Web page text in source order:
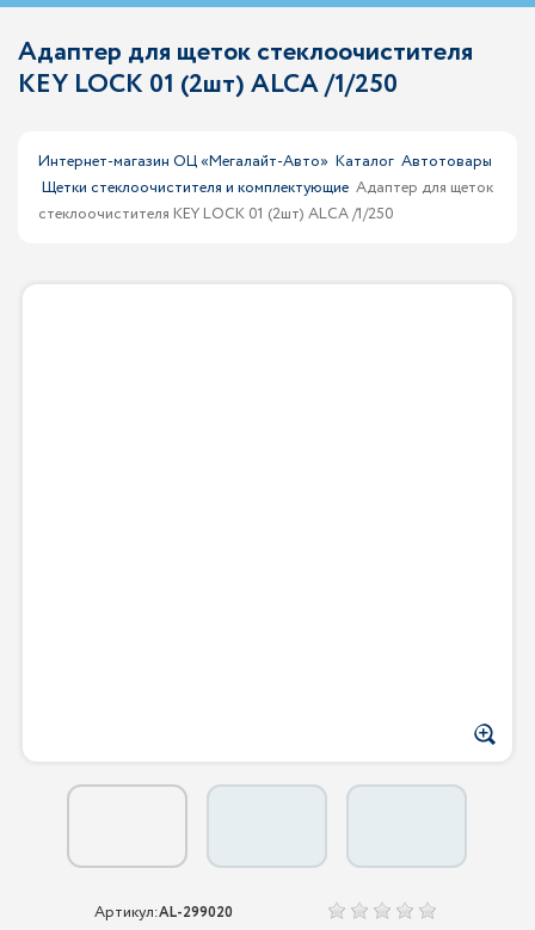
Адаптер для щеток стеклоочистителя
KEY LOCK 01 (2шт) ALCA /1/250
Интернет-магазин ОЦ «Мегалайт-Авто» Каталог Автотовары
Щетки стеклоочистителя и комплектующие Адаптер для щеток
стеклоочистителя KEY LOCK 01 (2шт) ALCA /1/250
Артикул:AL-299020